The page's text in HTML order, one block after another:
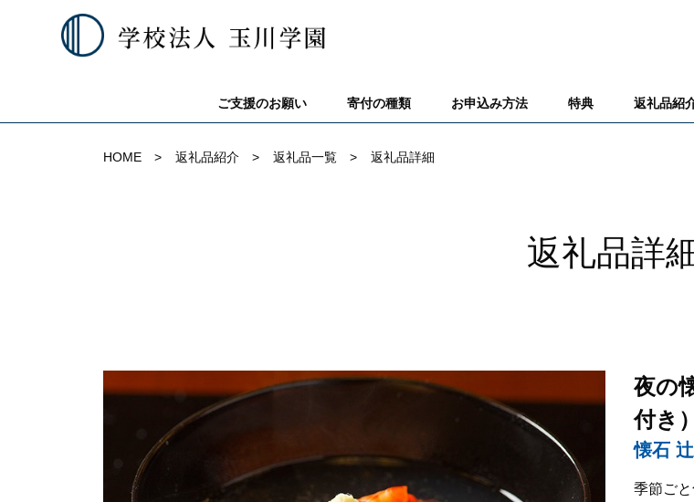
ご支援のお願い 寄付の種類 お申込み方法 特典 返礼品紹
HOME 返礼品紹介 返礼品一覧 返礼品詳細
返礼品詳
夜の
付き）
懐石
季節ご